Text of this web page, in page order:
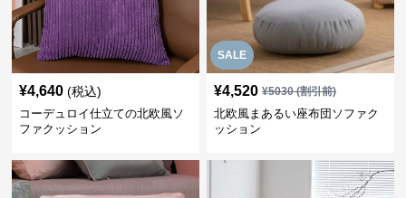
¥4,640 (税込)
コーデュロイ仕立ての北欧風ソ
ファクッション
SALE
¥4,520 ¥5030(割引前)
北欧風まあるい座布団ソファク
ッション